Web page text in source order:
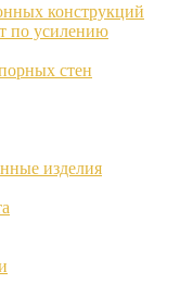
конструкций
по усилению
стен
изделия